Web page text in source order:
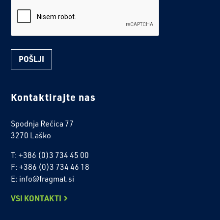
Kontaktirajte nas
Spodnja Rečica 77
3270 Laško
T: +386 (0)3 734 45 00
F: +386 (0)3 734 46 18
E: info@fragmat.si
VSI KONTAKTI